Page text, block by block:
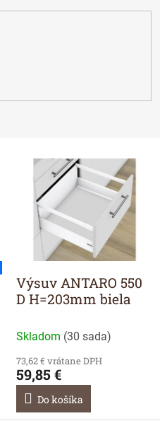
Výsuv ANTARO 550
D H=203mm biela
Skladom (30 sada)
73,62 € vrátane DPH
59,85 €
Do košíka